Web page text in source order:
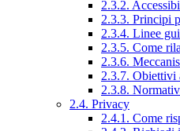
2.3.2.
2.3.3. Principi
2.3.4. Linee
2.3.5. Come
2.3.6.
2.3.7. Obiettivi
2.3.8.
2.4. Privacy
2.4.1. Come